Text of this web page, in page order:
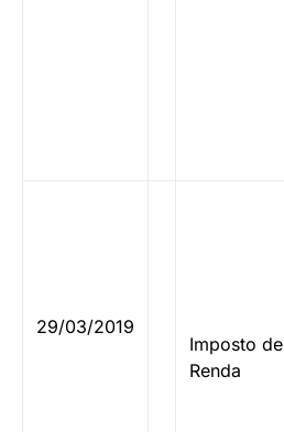
29/03/2019
Imposto de
Renda